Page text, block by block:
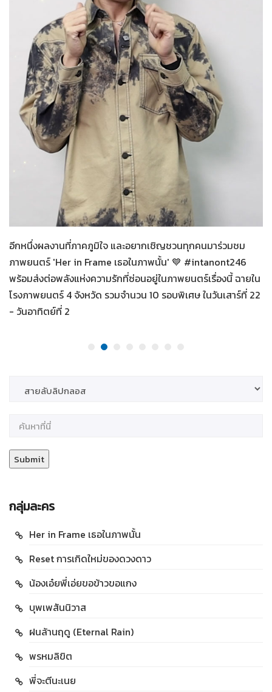
07-08-2569
Her in Frame เธอในภาพนั้น
อีกหนึ่งผลงานที่ภาคภูมิใจ และอยากเชิญชวนทุกคนมาร่วมชม
ภาพยนตร์ 'Her in Frame เธอในภาพนั้น' 💙 #intanont246
พร้อมส่งต่อพลังแห่งความรักที่ซ่อนอยู่ในภาพยนตร์เรื่องนี้ ฉายใน
โรงภาพยนตร์ 4 จังหวัด รวมจำนวน 10 รอบพิเศษ ในวันเสาร์ที่ 22
- วันอาทิตย์ที่ 2
กลุ่มละคร
Her in Frame เธอในภาพนั้น
Reset การเกิดใหม่ของดวงดาว
น้องเอ๋ยพี่เอ่ยขอข้าวขอแกง
บุพเพสันนิวาส
ฝนล้านฤดู (Eternal Rain)
พรหมลิขิต
พี่จะตีนะเนย